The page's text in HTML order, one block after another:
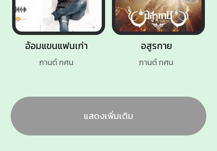
อสูรกาย
กานต์ ทศน
อ้อมแขนแฟนเก่า
กานต์ ทศน
แสดงเพิ่มเติม